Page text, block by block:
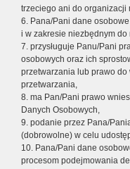
trzeciego ani do organizacji
6. Pana/Pani dane
i w zakresie niezbędnym
7. przysługuje Panu/Pani
osobowych oraz ich
przetwarzania lub prawo
przetwarzania,
8. ma Pan/Pani prawo
Danych Osobowych,
9. podanie przez Pana/
(dobrowolne) w celu
10. Pana/Pani dane
procesom podejmowania